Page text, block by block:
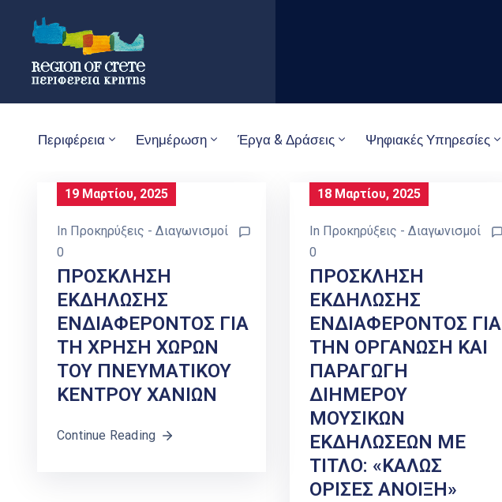
Περιφέρεια Ενημέρωση Έργα & Δράσεις Ψηφιακές Υπηρεσίες
19 Μαρτίου, 2025
In Προκηρύξεις - Διαγωνισμοί
0
ΠΡΟΣΚΛΗΣΗ
ΕΚΔΗΛΩΣΗΣ
ΕΝΔΙΑΦΕΡΟΝΤΟΣ ΓΙΑ
ΤΗ ΧΡΗΣΗ ΧΩΡΩΝ
ΤΟΥ ΠΝΕΥΜΑΤΙΚΟΥ
ΚΕΝΤΡΟΥ ΧΑΝΙΩΝ
Continue Reading
18 Μαρτίου, 2025
In Προκηρύξεις - Διαγωνισμοί
0
ΠΡΟΣΚΛΗΣΗ
ΕΚΔΗΛΩΣΗΣ
ΕΝΔΙΑΦΕΡΟΝΤΟΣ ΓΙΑ
ΤΗΝ ΟΡΓΑΝΩΣΗ ΚΑΙ
ΠΑΡΑΓΩΓΗ
ΔΙΗΜΕΡΟΥ
ΜΟΥΣΙΚΩΝ
ΕΚΔΗΛΩΣΕΩΝ ΜΕ
ΤΙΤΛΟ: «ΚΑΛΩΣ
ΟΡΙΣΕΣ ΑΝΟΙΞΗ»